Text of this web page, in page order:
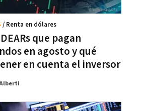
que pagan
en agosto y qué
en cuenta el inversor
/ Renta en dólares